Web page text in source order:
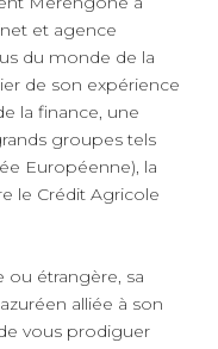
et agence
du monde de la
de son expérience
la finance, une
groupes tels
Européenne), la
le Crédit Agricole
ou étrangère, sa
alliée à son
vous prodiguer